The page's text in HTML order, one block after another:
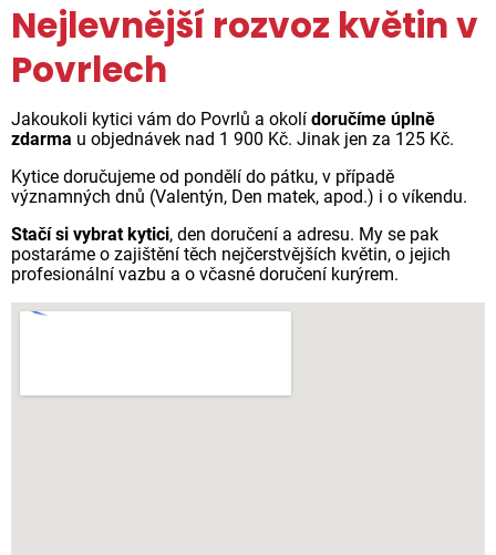
Nejlevnější rozvoz květin v
Povrlech
Jakoukoli kytici vám do Povrlů a okolí doručíme úplně
zdarma u objednávek nad 1 900 Kč. Jinak jen za 125 Kč.
Kytice doručujeme od pondělí do pátku, v případě
významných dnů (Valentýn, Den matek, apod.) i o víkendu.
Stačí si vybrat kytici, den doručení a adresu. My se pak
postaráme o zajištění těch nejčerstvějších květin, o jejich
profesionální vazbu a o včasné doručení kurýrem.